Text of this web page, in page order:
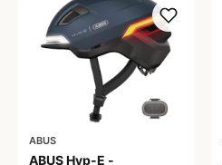
ABUS
ABUS Hyp-E -